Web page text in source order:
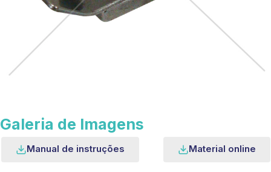
Galeria de Imagens
Manual de instruções Material online